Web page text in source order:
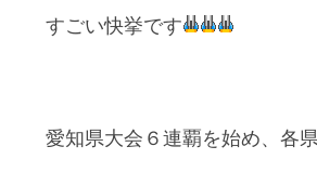
すごい快挙です
愛知県大会６連覇を始め、各